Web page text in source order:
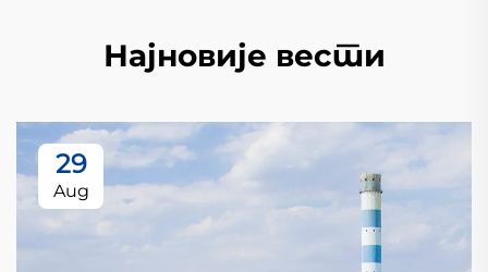
Најновије вести
29
Aug